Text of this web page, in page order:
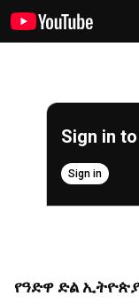
Sign in
Sign in
የዓድዋ ድል